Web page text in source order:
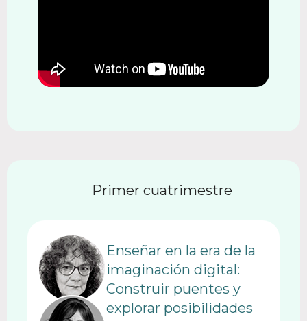
Primer cuatrimestre
Enseñar en la era de la
imaginación digital:
Construir puentes y
explorar posibilidades